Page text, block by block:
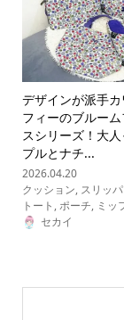
デザインが派手
フィーのブルー
スシリーズ！大
プルとナチ...
2026.04.20
クッション, スリッ
トート ,ポーチ, ミッ
セカイ